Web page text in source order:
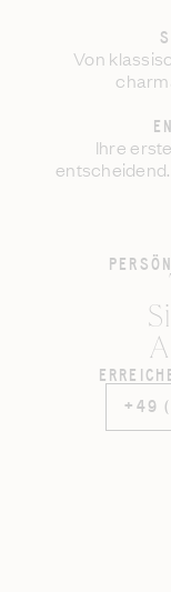
Von
Ihre
+49
+49